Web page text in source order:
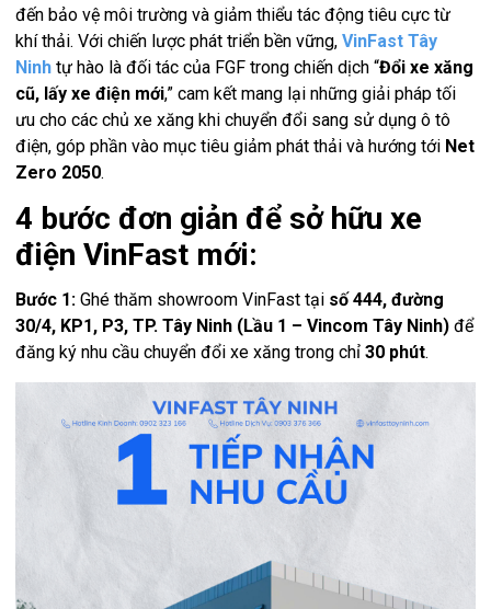
đến bảo vệ môi trường và giảm thiểu tác động tiêu cực từ
khí thải. Với chiến lược phát triển bền vững,VinFast Tây
Ninh tự hào là đối tác của FGF trong chiến dịch “Đổi xe xăng
cũ, lấy xe điện mới,” cam kết mang lại những giải pháp tối
ưu cho các chủ xe xăng khi chuyển đổi sang sử dụng ô tô
điện, góp phần vào mục tiêu giảm phát thải và hướng tới Net
Zero 2050.
4 bước đơn giản để sở hữu xe
điện VinFast mới:
Bước 1: Ghé thăm showroom VinFast tại số 444, đường
30/4, KP1, P3, TP. Tây Ninh (Lầu 1 – Vincom Tây Ninh) để
đăng ký nhu cầu chuyển đổi xe xăng trong chỉ30 phút.